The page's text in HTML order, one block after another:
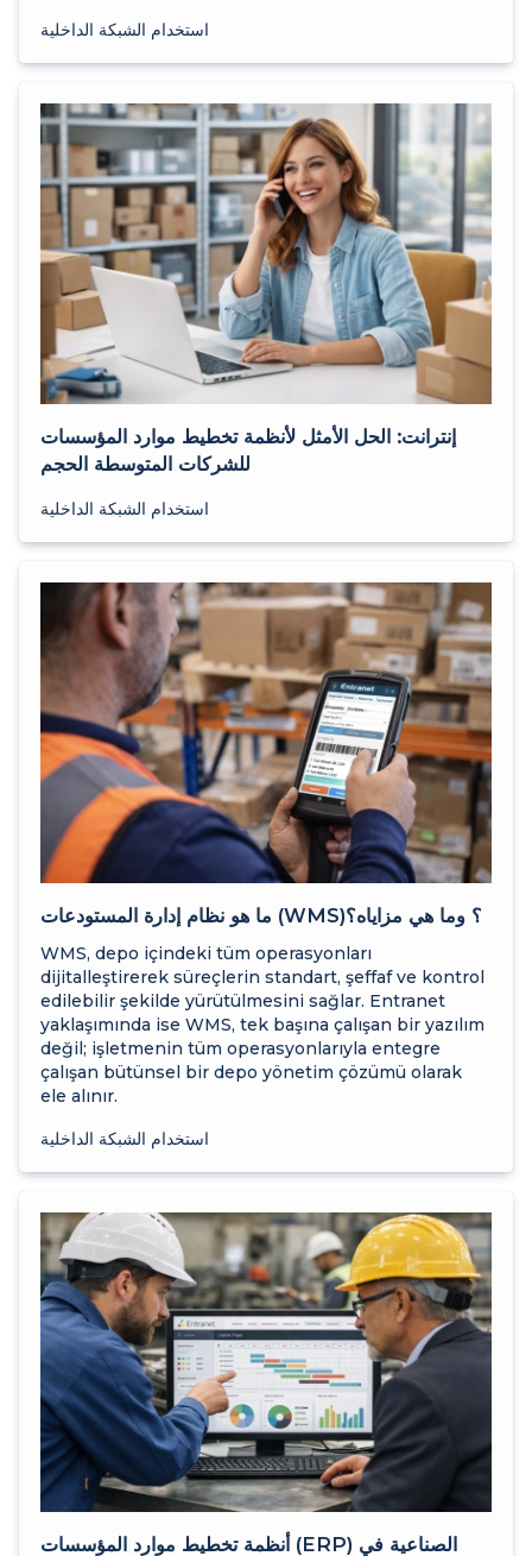
استخدام الشبكة الداخلية
إنترانت: الحل الأمثل لأنظمة تخطيط موارد المؤسسات
للشركات المتوسطة الحجم
استخدام الشبكة الداخلية
ما هو نظام إدارة المستودعات (WMS)؟ وما هي مزاياه؟
WMS, depo içindeki tüm operasyonları
dijitalleştirerek süreçlerin standart, şeffaf ve kontrol
edilebilir şekilde yürütülmesini sağlar. Entranet
yaklaşımında ise WMS, tek başına çalışan bir yazılım
değil; işletmenin tüm operasyonlarıyla entegre
çalışan bütünsel bir depo yönetim çözümü olarak
ele alınır.
استخدام الشبكة الداخلية
أنظمة تخطيط موارد المؤسسات (ERP) الصناعية في